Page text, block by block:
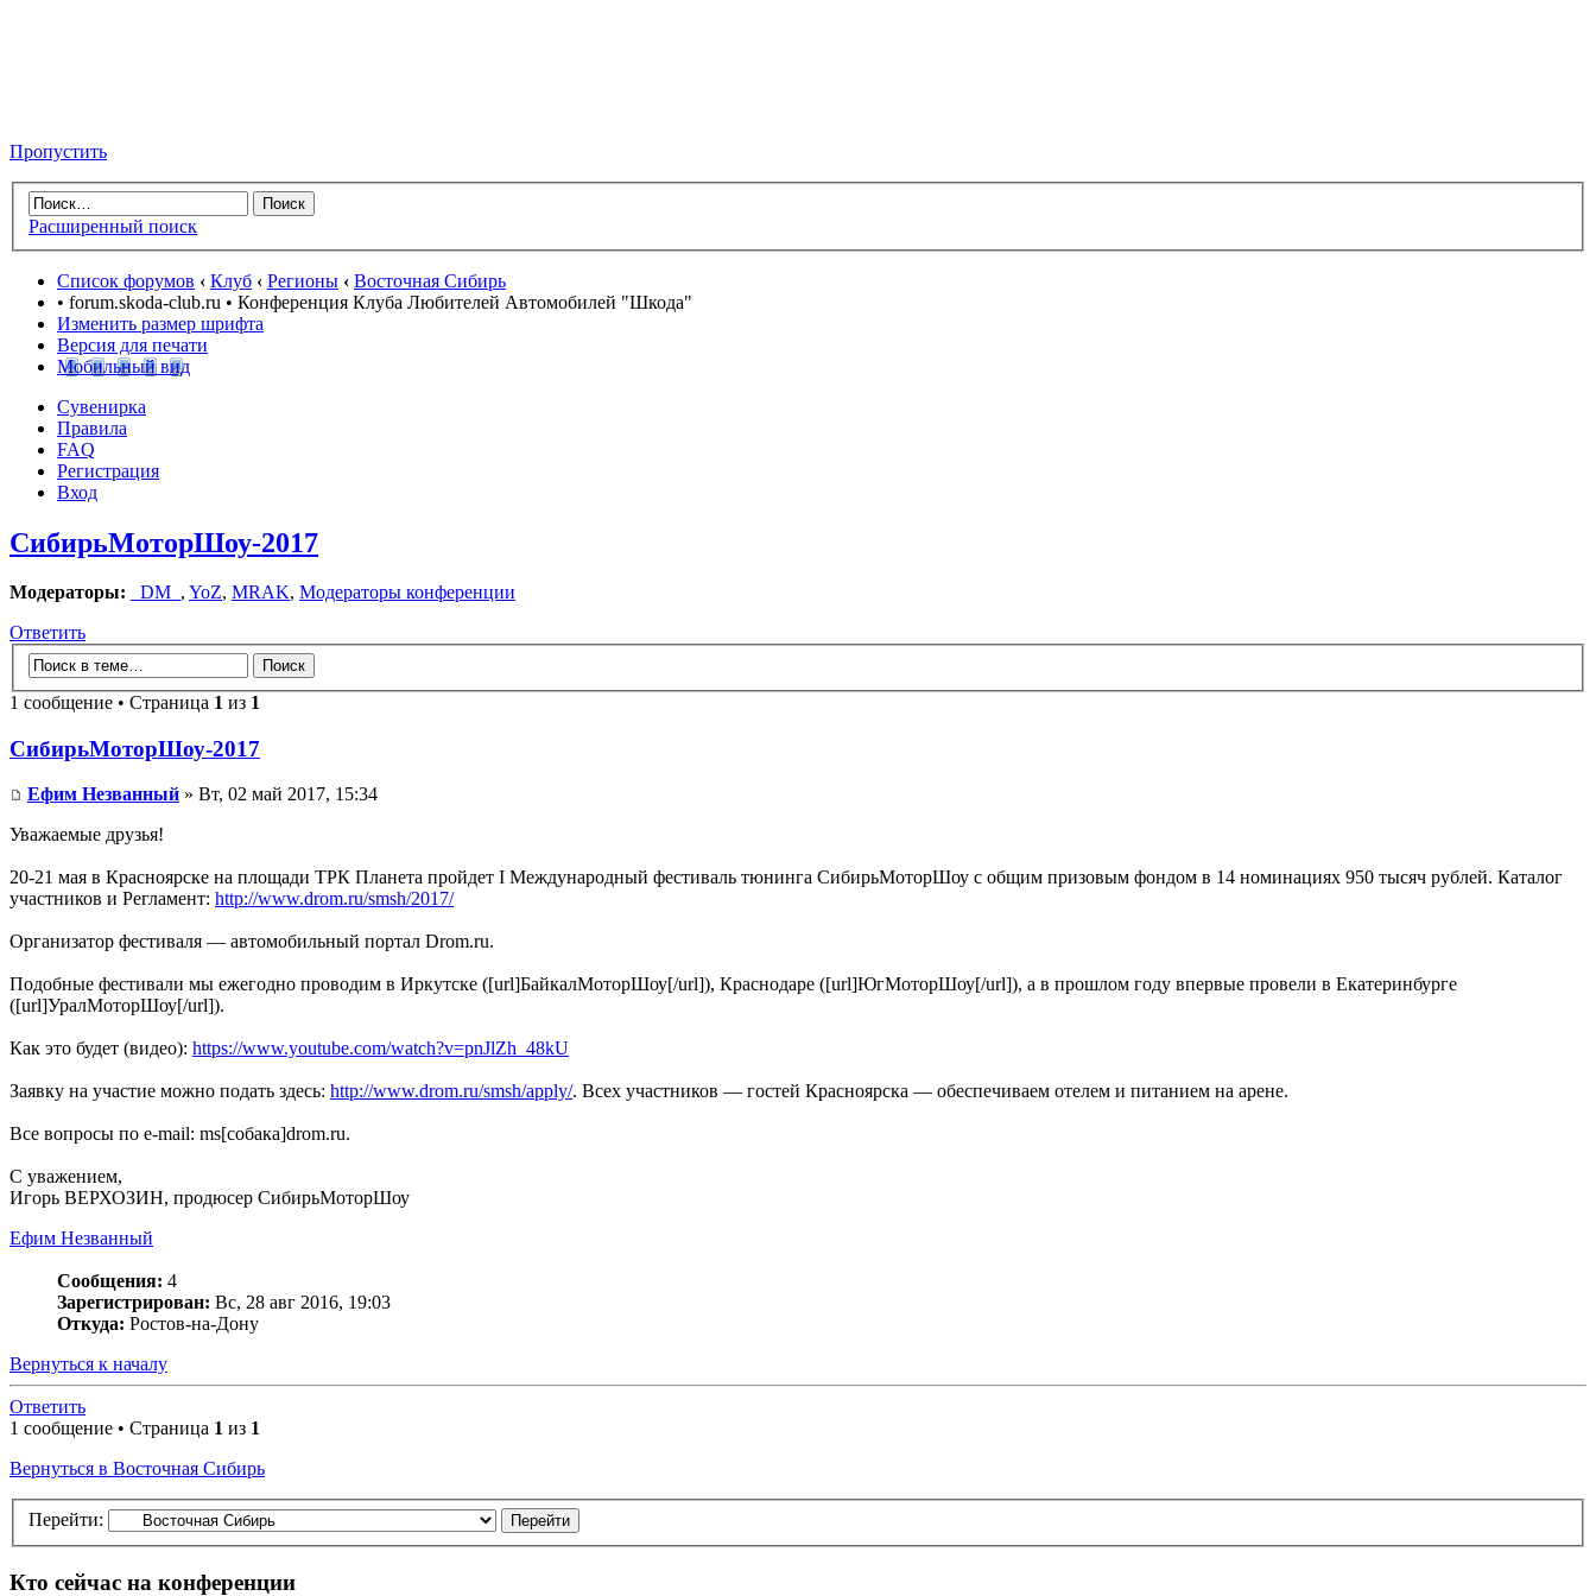
Пропустить
Расширенный поиск
Список форумов ‹ Клуб ‹ Регионы ‹ Восточная Сибирь
• forum.skoda-club.ru • Конференция Клуба Любителей Автомобилей "Шкода"
Изменить размер шрифта
Версия для печати
Мобильный вид
Сувенирка
Правила
FAQ
Регистрация
Вход
СибирьМоторШоу-2017
Модераторы: _DM_ , YoZ, MRAK, Модераторы конференции
Ответить
1 сообщение • Страница 1 из 1
СибирьМоторШоу-2017
Ефим Незванный » Вт, 02 май 2017, 15:34
Уважаемые друзья!
20-21 мая в Красноярске на площади ТРК Планета пройдет I Международный фестиваль тюнинга СибирьМоторШоу с общим призовым фондом в 14 номинациях 950 тысяч рублей. Каталог
участников и Регламент: http://www.drom.ru/smsh/2017/
Организатор фестиваля — автомобильный портал Drom.ru.
Подобные фестивали мы ежегодно проводим в Иркутске ([url]БайкалМоторШоу[/url]), Краснодаре ([url]ЮгМоторШоу[/url]), а в прошлом году впервые провели в Екатеринбурге
([url]УралМоторШоу[/url]).
Как это будет (видео): https://www.youtube.com/watch?v=pnJlZh_48kU
Заявку на участие можно подать здесь: http://www.drom.ru/smsh/apply/. Всех участников — гостей Красноярска — обеспечиваем отелем и питанием на арене.
Все вопросы по e-mail: ms[cобака]drom.ru.
С уважением,
Игорь ВЕРХОЗИН, продюсер СибирьМоторШоу
Ефим Незванный
Сообщения: 4
Зарегистрирован: Вс, 28 авг 2016, 19:03
Откуда: Ростов-на-Дону
Вернуться к началу
Ответить
1 сообщение • Страница 1 из 1
Вернуться в Восточная Сибирь
Перейти:
Кто сейчас на конференции